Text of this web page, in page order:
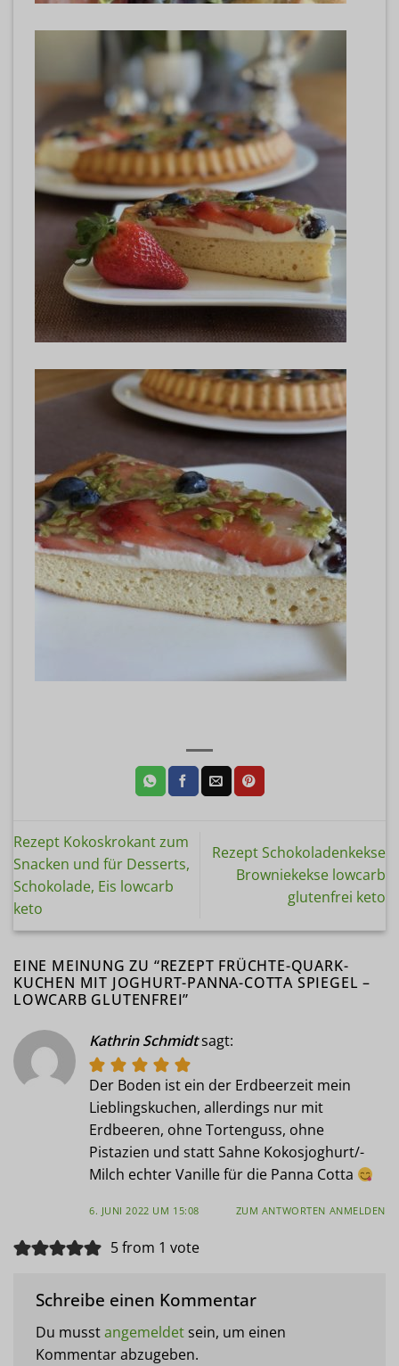
Rezept Kokoskrokant zum
Snacken und für Desserts,
Schokolade, Eis lowcarb
keto
Rezept Schokoladenkekse
Browniekekse lowcarb
glutenfrei keto
EINE MEINUNG ZU “REZEPT FRÜCHTE-QUARK-
KUCHEN MIT JOGHURT-PANNA-COTTA SPIEGEL –
LOWCARB GLUTENFREI”
Kathrin Schmidtsagt:
Der Boden ist ein der Erdbeerzeit mein
Lieblingskuchen, allerdings nur mit
Erdbeeren, ohne Tortenguss, ohne
Pistazien und statt Sahne Kokosjoghurt/-
Milch echter Vanille für die Panna Cotta
6. JUNI 2022 UM 15:08 ZUM ANTWORTEN ANMELDEN
5 from 1 vote
Schreibe einen Kommentar
Du musstangemeldetsein, um einen
Kommentar abzugeben.